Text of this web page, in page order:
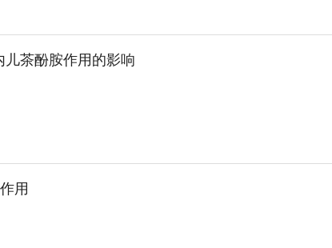
茶酚胺作用的影响
用